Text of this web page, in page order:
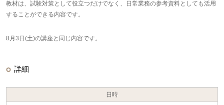
教材は、試験対策として役立つだけでなく、日常業務の参考資料としても活用
することができる内容です。
8月3日(土)の講座と同じ内容です。
詳細
日時